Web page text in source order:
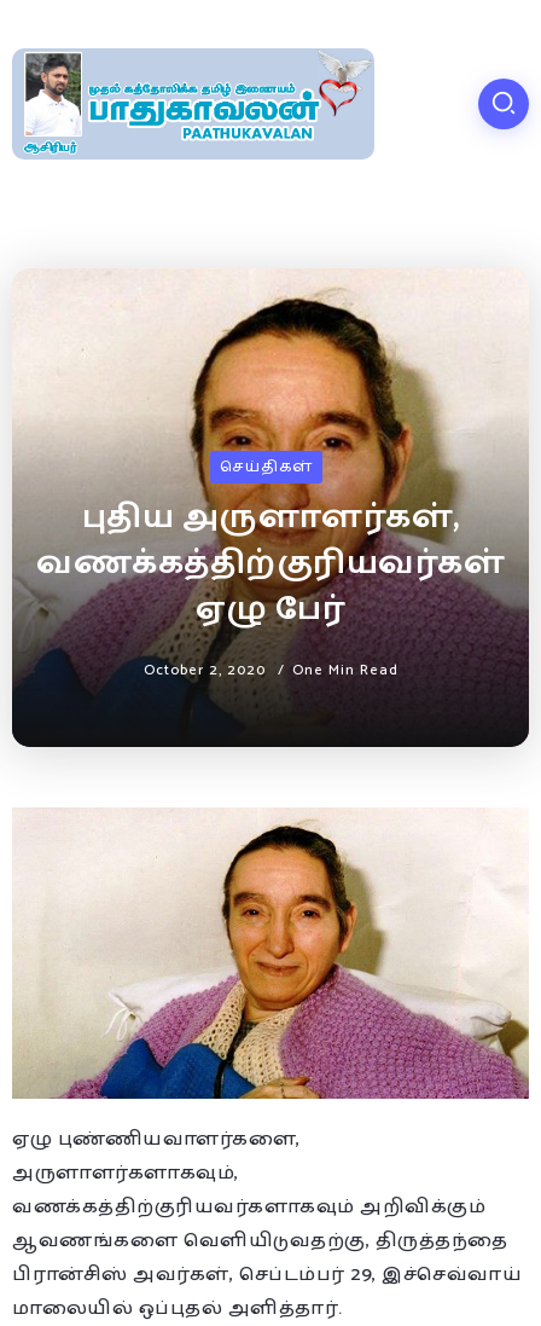
செய்திகள்
புதிய அருளாளர்கள்,
வணக்கத்திற்குரியவர்கள்
ஏழு பேர்
October 2, 2020 One Min Read
ஏழு புண்ணியவாளர்களை,
அருளாளர்களாகவும்,
வணக்கத்திற்குரியவர்களாகவும் அறிவிக்கும்
ஆவணங்களை வெளியிடுவதற்கு, திருத்தந்தை
பிரான்சிஸ் அவர்கள், செப்டம்பர் 29, இச்செவ்வாய்
மாலையில் ஒப்புதல் அளித்தார்.